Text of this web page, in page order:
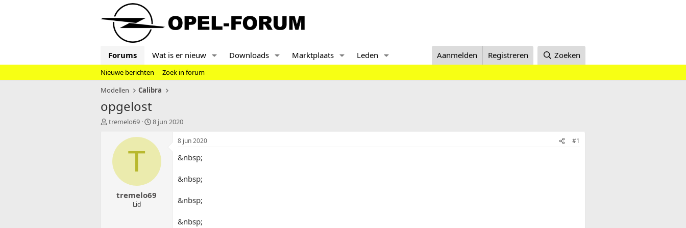
Forums Wat is er nieuw Downloads Marktplaats Leden Aanmelden Registreren Zoeken
Nieuwe berichten
Zoek in forum
Modellen
Calibra
opgelost
T
tremelo69
S
a
u
8 jun 2020
T
tremelo69
Lid
8 jun 2020 #1
&nbsp;
&nbsp;
&nbsp;
&nbsp;